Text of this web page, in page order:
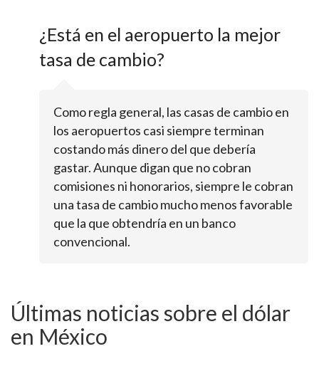
¿Está en el aeropuerto la mejor
tasa de cambio?
Como regla general, las casas de cambio en
los aeropuertos casi siempre terminan
costando más dinero del que debería
gastar. Aunque digan que no cobran
comisiones ni honorarios, siempre le cobran
una tasa de cambio mucho menos favorable
que la que obtendría en un banco
convencional.
Últimas noticias sobre el dólar
en México